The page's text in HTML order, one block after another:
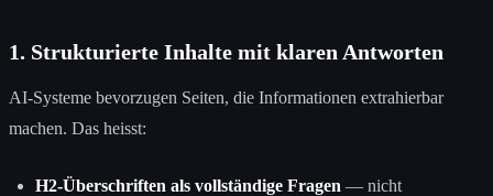
1. Strukturierte Inhalte mit klaren Antworten
AI-Systeme bevorzugen Seiten, die Informationen extrahierbar
machen. Das heisst:
H2-Überschriften als vollständige Fragen — nicht